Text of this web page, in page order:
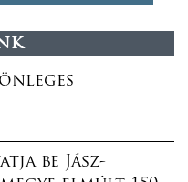
be Jász-